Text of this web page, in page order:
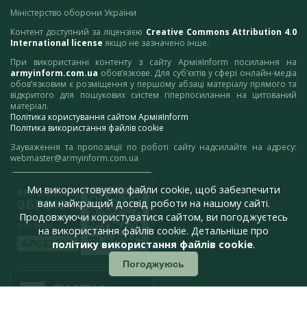
Міністерство оборони України
Контент доступний за ліцензією Creative Commons Attribution 4.0
International license якщо не зазначено інше.
При використанні контенту з сайту АрміяInform посилання на
armyinform.com.ua обов’язкове. Для суб’єктів у сфері онлайн-медіа
обов’язковим є розміщення у першому абзаці матеріалу прямого та
відкритого для пошукових систем гіперпосилання на цитований
матеріал.
Політика користування сайтом АрміяInform
Політика використання файлів cookie
Зауваження та пропозиції по роботі сайту надсилайте на адресу:
webmaster@armyinform.com.ua
Ми використовуємо файли cookie, щоб забезпечити
вам найкращий досвід роботи на нашому сайті.
Продовжуючи користуватися сайтом, ви погоджуєтесь
на використання файлів cookie. Детальніше про
політику використання файлів cookie.
Погоджуюсь